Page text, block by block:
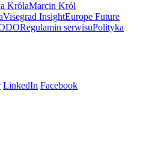
KrólaMarcin Król
Visegrad InsightEurope Future
Regulamin serwisuPolityka
LinkedIn Facebook